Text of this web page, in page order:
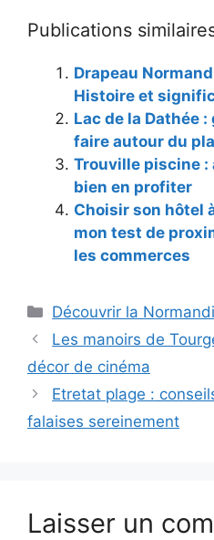
Publications
Drapeau
Histoire et
Lac de la Dathée
faire autour du
Trouville piscine
bien en profiter
Choisir son hôtel
mon test de
les commerces
Catégories
Découvrir la
Les manoirs de
décor de cinéma
Etretat plage :
falaises sereinement
Laisser un